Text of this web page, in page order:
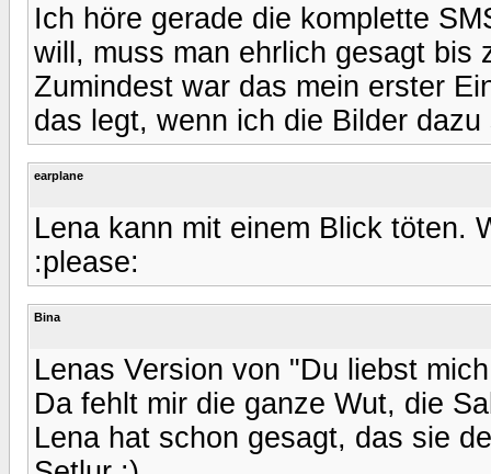
Ich höre gerade die komplette
will, muss man ehrlich gesagt bis
Zumindest war das mein erster
das legt, wenn ich die Bilder dazu
earplane
Lena kann mit einem Blick töten.
:please:
Bina
Lenas Version von "Du liebst
Da fehlt mir die ganze Wut, die
Lena hat schon gesagt, das sie